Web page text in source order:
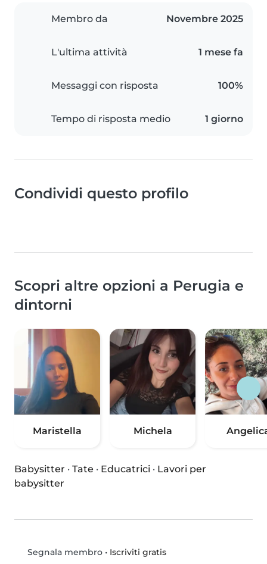
Membro da Novembre 2025
L'ultima attività 1 mese fa
Messaggi con risposta 100%
Tempo di risposta medio 1 giorno
Condividi questo profilo
Scopri altre opzioni a Perugia e
dintorni
Maristella Michela
Babysitter · Tate · Educatrici · Lavori per
babysitter
Segnala membro• Iscriviti gratis